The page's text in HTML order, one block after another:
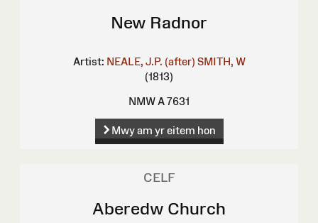
New Radnor
Artist: NEALE, J.P. (after) SMITH, W
(1813)
NMW A 7631
Mwy am yr eitem hon
CELF
Aberedw Church